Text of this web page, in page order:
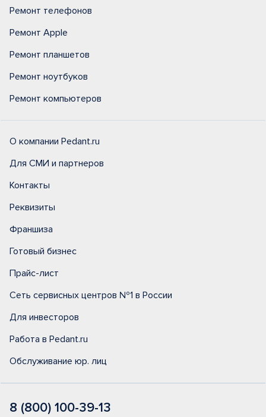
Ремонт телефонов
Ремонт Apple
Ремонт планшетов
Ремонт ноутбуков
Ремонт компьютеров
О компании Pedant.ru
Для СМИ и партнеров
Контакты
Реквизиты
Франшиза
Готовый бизнес
Прайс-лист
Сеть сервисных центров №1 в России
Для инвесторов
Работа в Pedant.ru
Обслуживание юр. лиц
8 (800) 100-39-13